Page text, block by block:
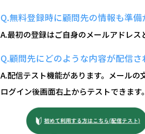
Q.無料登録時に顧問先の情報も準
A.最初の登録はご自身のメールアドレ
Q.顧問先にどのような内容が配信
A.配信テスト機能があります。メール
ログイン後画面右上からテストできます